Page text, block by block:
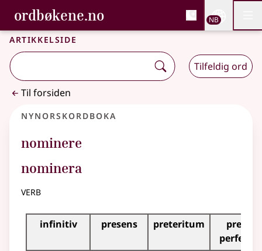
Gå til hovedinnhold
Tilgjengelighet
ordbøkene.no, Bokmålsordboka og
Bokmålsordboka og Nynorskordboka
NB
Artikkelside
Tilfeldig ord
Til forsiden
Nynorskordboka
nominere
nominera
verb
Bøyningstabell for dette verbet
infinitiv presens preteritum
presens